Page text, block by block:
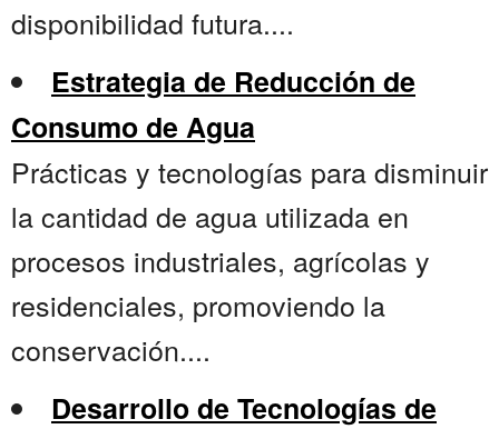
disponibilidad futura....
Estrategia de Reducción de
Consumo de Agua
Prácticas y tecnologías para disminuir
la cantidad de agua utilizada en
procesos industriales, agrícolas y
residenciales, promoviendo la
conservación....
Desarrollo de Tecnologías de